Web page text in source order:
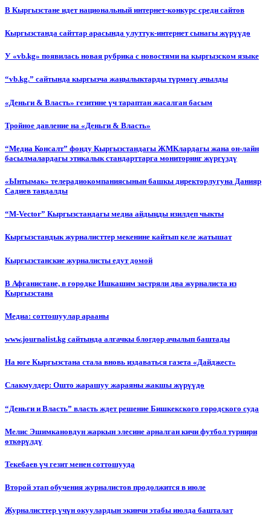
В Кыргызстане идет национальный интернет-конкурс среди сайтов
Кыргызстанда сайттар арасында улуттук-интернет сынагы жүрүүдө
У «vb.kg» появилась новая рубрика с новостями на кыргызском языке
“vb.kg.” сайтында кыргызча жаңылыктарды түрмөгү ачылды
«Деньги & Власть» гезитине үч тараптан жасалган басым
Тройное давление на «Деньги & Власть»
“Медиа Консалт” фонду Кыргызстандагы ЖМКлардагы жана он-лайн
басылмалардагы этикалык стандарттарга мониторинг жүргүздү
«Ынтымак» телерадиокомпаниясынын башкы директорлугуна Данияр
Садиев тандалды
“М-Vector” Кыргызстандагы медиа айдыңды изилдеп чыкты
Кыргызстандык журналисттер мекенине кайтып келе жатышат
Кыргызстанские журналисты едут домой
В Афганистане, в городке Ишкашим застряли два журналиста из
Кыргызстана
Медиа: соттошуулар арааны
www.journalist.kg сайтында алгачкы блогдор ачылып баштады
На юге Кыргызстана стала вновь издаваться газета «Дайджест»
Слакмулдер: Ошто жарашуу жараяны жакшы жүрүүдө
“Деньги и Власть” власть ждет решение Бишкекского городского суда
Мелис Эшимкановдун жаркын элесине арналган кичи футбол турнири
өткөрүлдү
Текебаев үч гезит менен соттошууда
Второй этап обучения журналистов продолжится в июле
Журналисттер үчүн окуулардын экинчи этабы июлда башталат